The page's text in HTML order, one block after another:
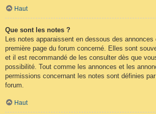
Haut
Que sont les notes ?
Les notes apparaissent en dessous des
première page du forum concerné. Elles sont
et il est recommandé de les consulter dès que
possibilité. Tout comme les annonces et les
permissions concernant les notes sont définies
forum.
Haut